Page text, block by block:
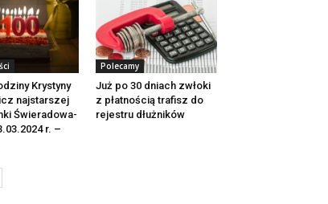
Krystyny
najstarszej
Świeradowa-
r. –
Polecamy
Już po 30 dniach zwłoki
z płatnością trafisz do
rejestru dłużników